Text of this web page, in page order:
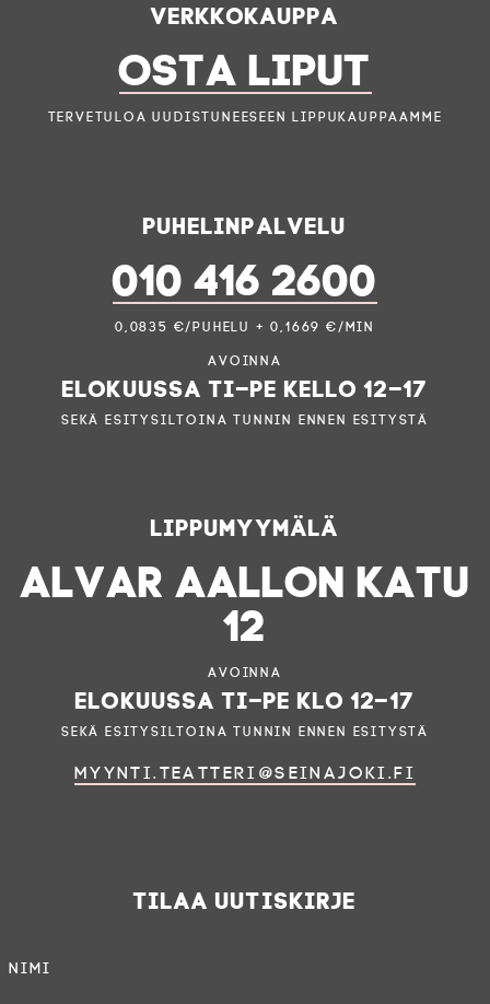
Verkkokauppa
OSTA LIPUT
Tervetuloa uudistuneeseen lippukauppaamme
Puhelinpalvelu
010 416 2600
0,0835 €/puhelu + 0,1669 €/min
Avoinna
elokuussa ti–pe kello 12–17
sekä esitysiltoina tunnin ennen esitystä
Lippumyymälä
ALVAR AALLON KATU
12
Avoinna
elokuussa ti–pe klo 12–17
sekä esitysiltoina tunnin ennen esitystä
myynti.teatteri@seinajoki.fi
Tilaa uutiskirje
Nimi